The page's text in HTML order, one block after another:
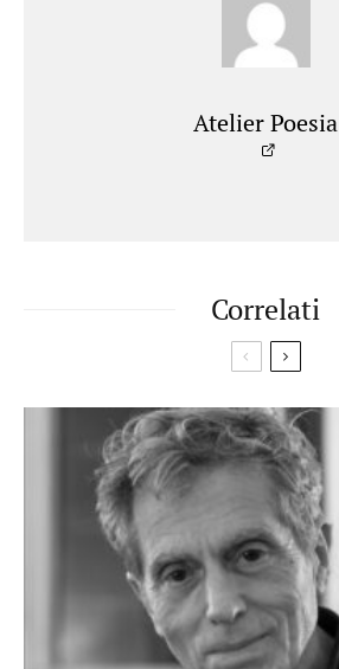
Atelier Poesia
Correlati